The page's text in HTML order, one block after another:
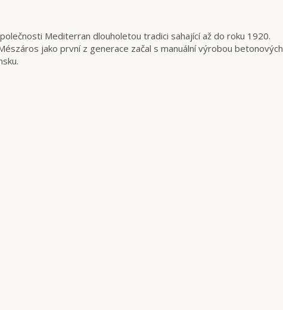
Mediterran dlouholetou tradici sahající až do roku 1920.
jako první z generace začal s manuální výrobou betonových